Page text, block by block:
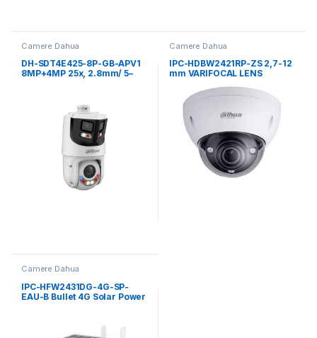
Camere Dahua
DH-SDT4E425-8P-GB-APV1
8MP+4MP 25x, 2.8mm/ 5–
Camere Dahua
IPC-HDBW2421RP-ZS 2,7-12
mm VARIFOCAL LENS
Camere Dahua
IPC-HFW2431DG-4G-SP-
EAU-B Bullet 4G Solar Power